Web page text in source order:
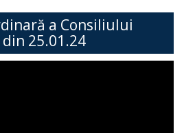
a Consiliului
25.01.24